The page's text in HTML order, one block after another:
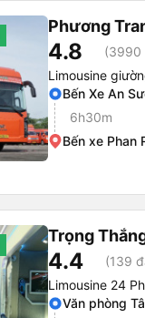
Phương
4.8
(3990
Limousine
Bến Xe An
6h30m
Bến xe Phan
Trọng
4.4
(139
Limousine 24
Văn phòng